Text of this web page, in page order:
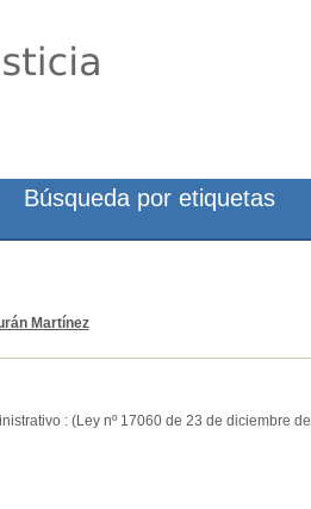
Martínez
: (Ley nº 17060 de 23 de diciembre de
Búsqueda por etiquetas